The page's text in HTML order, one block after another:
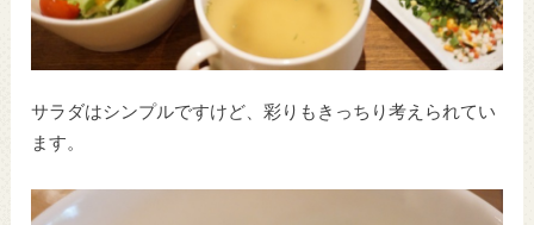
サラダはシンプルですけど、彩りもきっちり考えられてい
ます。